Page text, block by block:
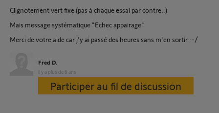
Clignotement vert fixe (pas à chaque essai par contre..)
Mais message systématique "Echec appairage"
Merci de votre aide car j'y ai passé des heures sans m'en sortir :-/
Fred D.
il y a plus de 6 ans
Participer au fil de discussion